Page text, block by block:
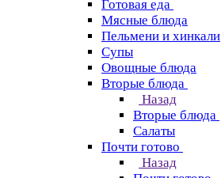
Готовая еда
Мясные блюда
Пельмени и хинкали
Супы
Овощные блюда
Вторые блюда
Назад
Вторые блюда
Салаты
Почти готово
Назад